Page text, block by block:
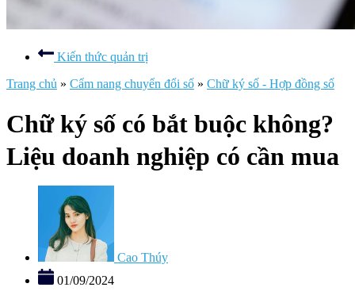
Kiến thức quản trị
Trang chủ » Cẩm nang chuyển đổi số » Chữ ký số - Hợp đồng số
Chữ ký số có bắt buộc không​?
Liệu doanh nghiệp có cần mua
Cao Thúy
01/09/2024